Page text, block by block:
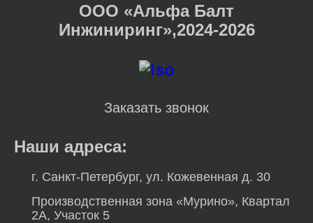
ООО «Альфа Балт
Инжиниринг»,2024-2026
Заказать звонок
Наши адреса:
г. Санкт-Петербург, ул. Кожевенная д. 30
Производственная зона «Мурино», Квартал
2А, Участок 5